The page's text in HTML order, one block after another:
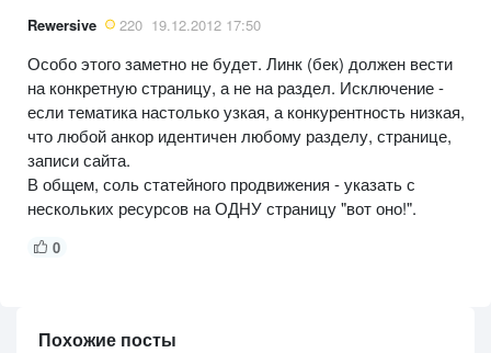
Rewersive 220 19.12.2012 17:50
Особо этого заметно не будет. Линк (бек) должен вести
на конкретную страницу, а не на раздел. Исключение -
если тематика настолько узкая, а конкурентность низкая,
что любой анкор идентичен любому разделу, странице,
записи сайта.
В общем, соль статейного продвижения - указать с
нескольких ресурсов на ОДНУ страницу "вот оно!".
0
Похожие посты